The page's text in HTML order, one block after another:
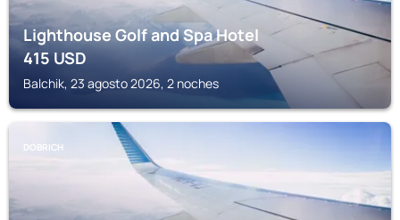
Lighthouse Golf and Spa Hotel
415USD
Balchik, 23 agosto 2026, 2 noches
DOBRICH